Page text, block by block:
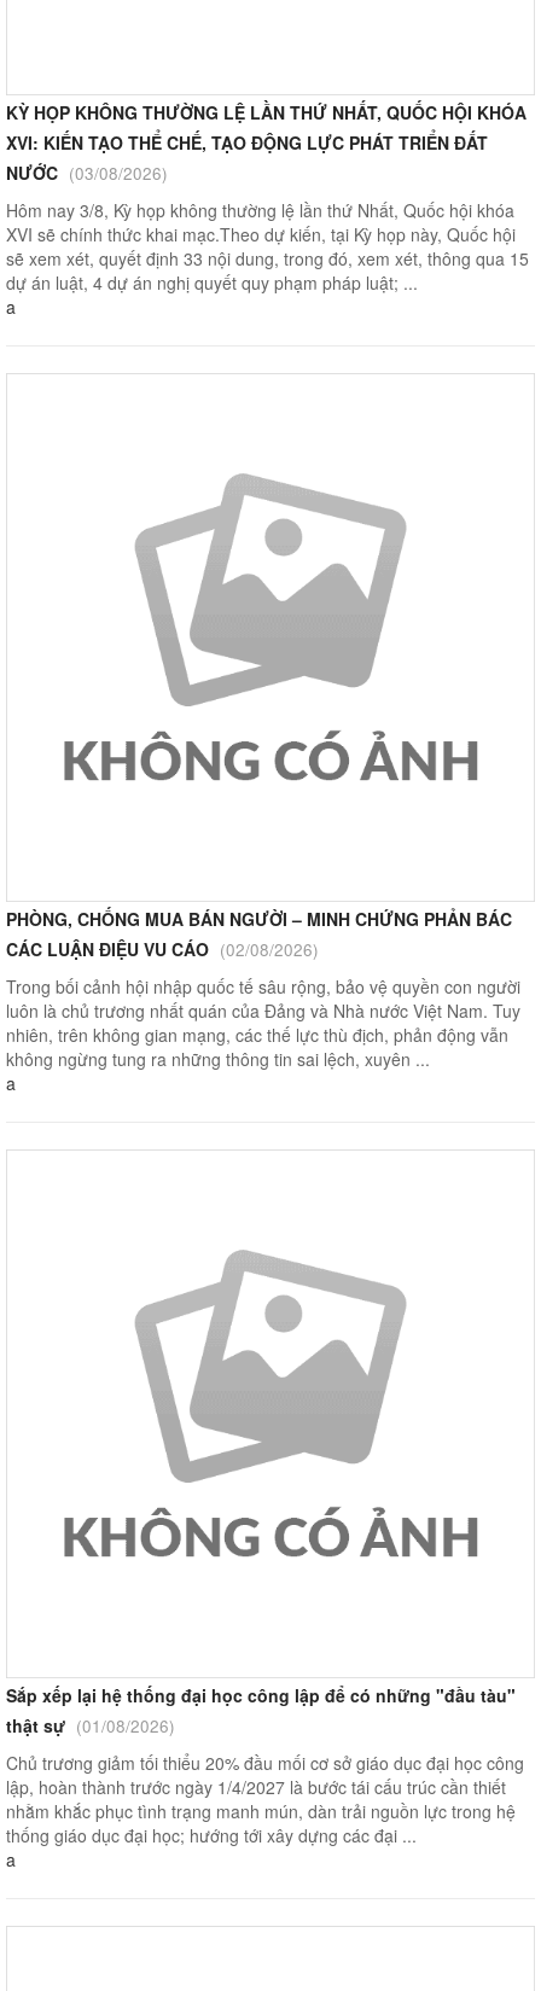
KỲ HỌP KHÔNG THƯỜNG LỆ LẦN THỨ NHẤT, QUỐC HỘI KHÓA
XVI: KIẾN TẠO THỂ CHẾ, TẠO ĐỘNG LỰC PHÁT TRIỂN ĐẤT
NƯỚC (03/08/2026)
Hôm nay 3/8, Kỳ họp không thường lệ lần thứ Nhất, Quốc hội khóa
XVI sẽ chính thức khai mạc.Theo dự kiến, tại Kỳ họp này, Quốc hội
sẽ xem xét, quyết định 33 nội dung, trong đó, xem xét, thông qua 15
dự án luật, 4 dự án nghị quyết quy phạm pháp luật; ...
a
PHÒNG, CHỐNG MUA BÁN NGƯỜI – MINH CHỨNG PHẢN BÁC
CÁC LUẬN ĐIỆU VU CÁO (02/08/2026)
Trong bối cảnh hội nhập quốc tế sâu rộng, bảo vệ quyền con người
luôn là chủ trương nhất quán của Đảng và Nhà nước Việt Nam. Tuy
nhiên, trên không gian mạng, các thế lực thù địch, phản động vẫn
không ngừng tung ra những thông tin sai lệch, xuyên ...
a
Sắp xếp lại hệ thống đại học công lập để có những "đầu tàu"
thật sự (01/08/2026)
Chủ trương giảm tối thiểu 20% đầu mối cơ sở giáo dục đại học công
lập, hoàn thành trước ngày 1/4/2027 là bước tái cấu trúc cần thiết
nhằm khắc phục tình trạng manh mún, dàn trải nguồn lực trong hệ
thống giáo dục đại học; hướng tới xây dựng các đại ...
a